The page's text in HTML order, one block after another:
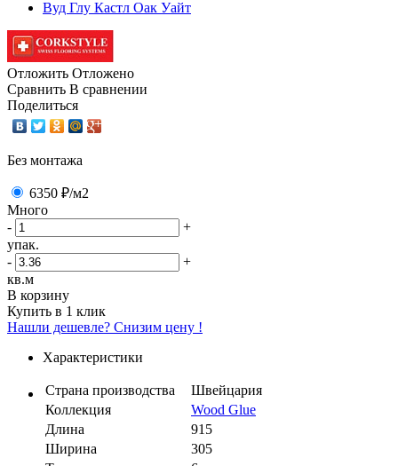
Отложить Отложено
Сравнить В сравнении
Поделиться
Без монтажа
6350 ₽/м2
Много
-
+
упак.
-
+
кв.м
В корзину
Купить в 1 клик
Нашли дешевле? Снизим цену !
Характеристики
Страна производства
Швейцария
Коллекция
Wood Glue
Длина
915
Ширина
305